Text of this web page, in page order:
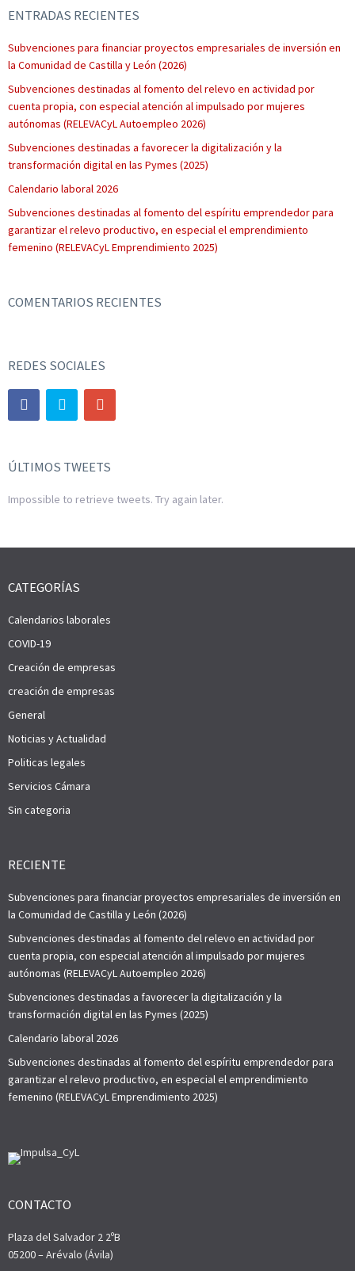
ENTRADAS RECIENTES
Subvenciones para financiar proyectos empresariales de inversión en
la Comunidad de Castilla y León (2026)
Subvenciones destinadas al fomento del relevo en actividad por
cuenta propia, con especial atención al impulsado por mujeres
autónomas (RELEVACyL Autoempleo 2026)
Subvenciones destinadas a favorecer la digitalización y la
transformación digital en las Pymes (2025)
Calendario laboral 2026
Subvenciones destinadas al fomento del espíritu emprendedor para
garantizar el relevo productivo, en especial el emprendimiento
femenino (RELEVACyL Emprendimiento 2025)
COMENTARIOS RECIENTES
REDES SOCIALES
ÚLTIMOS TWEETS
Impossible to retrieve tweets. Try again later.
CATEGORÍAS
Calendarios laborales
COVID-19
Creación de empresas
creación de empresas
General
Noticias y Actualidad
Politicas legales
Servicios Cámara
Sin categoria
RECIENTE
Subvenciones para financiar proyectos empresariales de inversión en
la Comunidad de Castilla y León (2026)
Subvenciones destinadas al fomento del relevo en actividad por
cuenta propia, con especial atención al impulsado por mujeres
autónomas (RELEVACyL Autoempleo 2026)
Subvenciones destinadas a favorecer la digitalización y la
transformación digital en las Pymes (2025)
Calendario laboral 2026
Subvenciones destinadas al fomento del espíritu emprendedor para
garantizar el relevo productivo, en especial el emprendimiento
femenino (RELEVACyL Emprendimiento 2025)
CONTACTO
Plaza del Salvador 2 2ºB
05200 – Arévalo (Ávila)